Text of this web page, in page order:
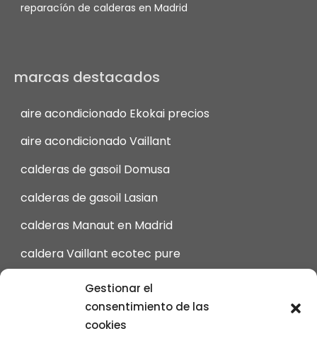
Gestionar el
consentimiento de las
cookies
reparacíón de calderas en Madrid
marcas destacados
aire acondicionado Ekokai precios
aire acondicionado Vaillant
calderas de gasoil Domusa
calderas de gasoil Lasian
calderas Manaut en Madrid
caldera Vaillant ecotec pure
calderas Viessmann en Madrid
intergas Calderas en Madrid